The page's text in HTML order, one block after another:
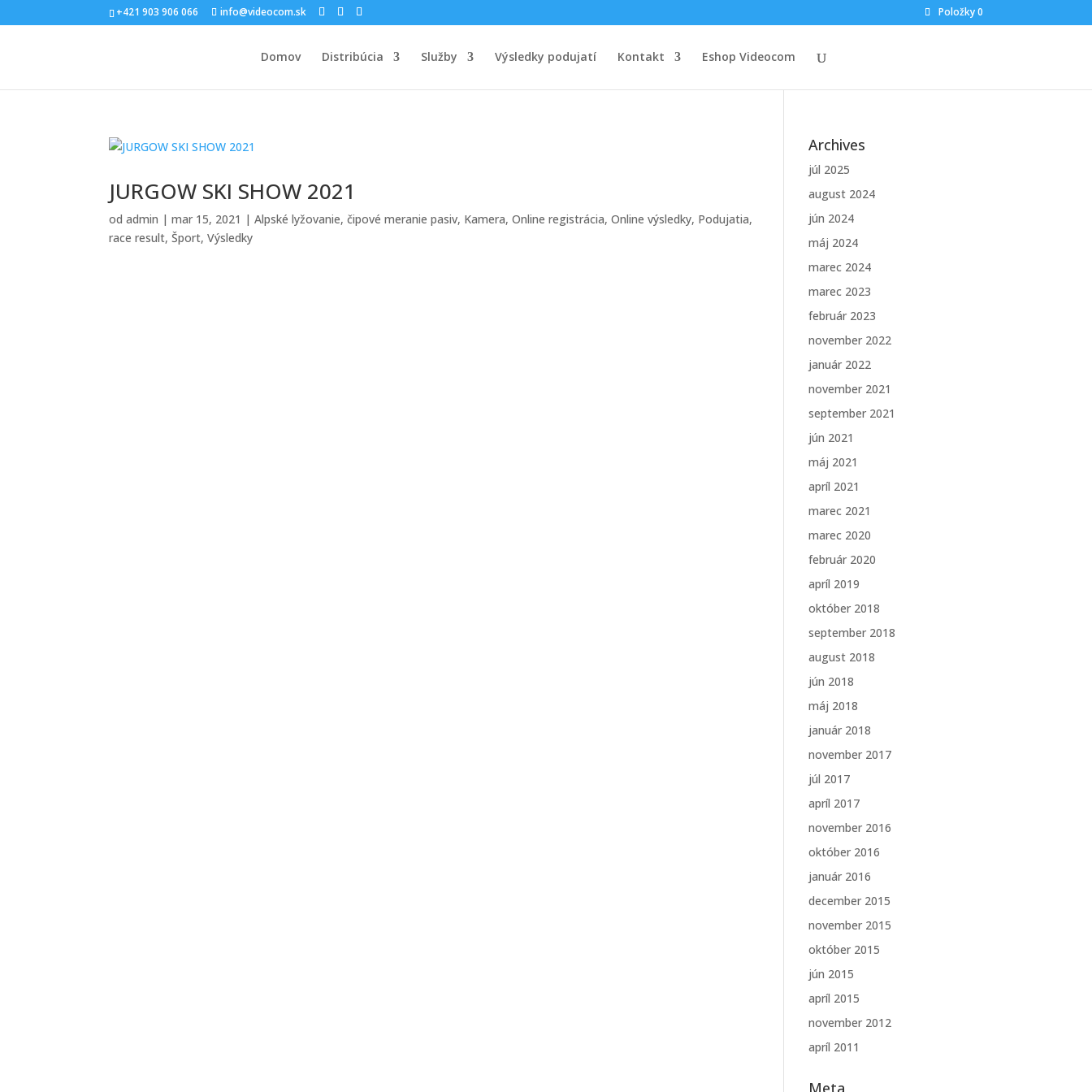
+421 903 906 066 info@videocom.sk Položky 0
Domov Distribúcia Služby Výsledky podujatí Kontakt Eshop Videocom
JURGOW SKI SHOW 2021
odadmin |mar 15, 2021 |Alpské lyžovanie,čipové meranie pasiv, Kamera,Online registrácia,Online výsledky, Podujatia,
race result,Šport,Výsledky
Archives
júl 2025
august 2024
jún 2024
máj 2024
marec 2024
marec 2023
február 2023
november 2022
január 2022
november 2021
september 2021
jún 2021
máj 2021
apríl 2021
marec 2021
marec 2020
február 2020
apríl 2019
október 2018
september 2018
august 2018
jún 2018
máj 2018
január 2018
november 2017
júl 2017
apríl 2017
november 2016
október 2016
január 2016
december 2015
november 2015
október 2015
jún 2015
apríl 2015
november 2012
apríl 2011
Meta